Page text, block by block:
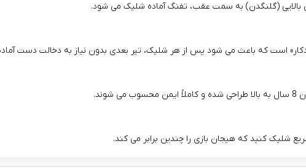
(گلنگدن) به سمت عقب، تفنگ آماده شلیک می‌ شود.
است که باعث می‌ شود پس از هر شلیک، تیر بعدی بدون نیاز به دخالت دست
شلیک کنید که هیجان بازی را چندین برابر می‌ کند.